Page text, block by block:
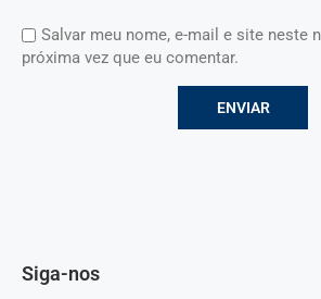
Salvar meu nome, e-mail e site neste
próxima vez que eu comentar.
Siga-nos